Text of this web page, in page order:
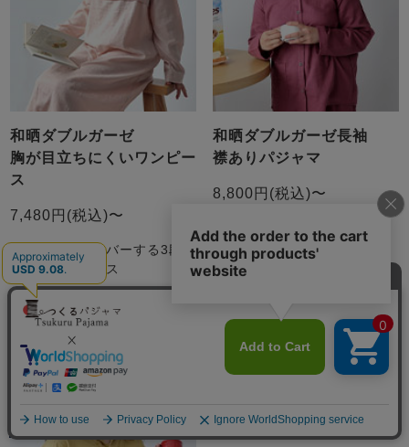
メニュー
和晒ダブルガーゼ
胸が目立ちにくいワンピー
ス
7,480円(税込)〜
胸元や体型をカバーする3段タ
ックのワンピース
商品詳細はこちら
和晒ダブルガーゼ長袖
襟ありパジャマ
8,800円(税込)〜
誰でも着やすい、定番のスモ
ールカラーパジャマ